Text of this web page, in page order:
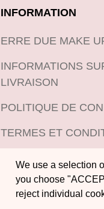
INFORMATION
ERRE DUE MAKE
INFORMATIONS
LIVRAISON
POLITIQUE DE
TERMES ET
POLITIQUE DE
PRODUITS
We use a selection
you choose
reject individual